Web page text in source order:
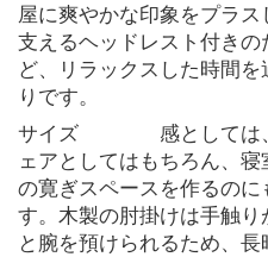
屋に爽やかな印象をプラ
支えるヘッドレスト付き
ど、リラックスした時間
りです。
サイズ    感としては
ェアとしてはもちろん、
の寛ぎスペースを作るの
す。木製の肘掛けは手触
と腕を預けられるため、